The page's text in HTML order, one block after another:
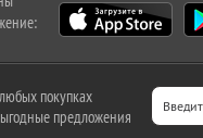
покупках
предложения